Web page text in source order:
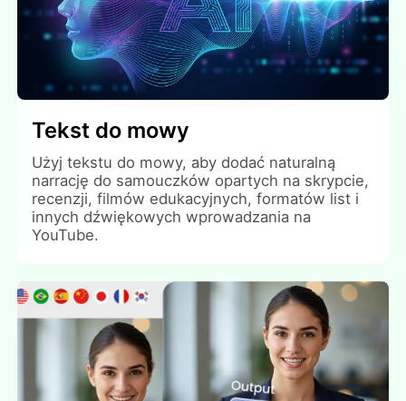
Tekst do mowy
Użyj tekstu do mowy, aby dodać naturalną
narrację do samouczków opartych na skrypcie,
recenzji, filmów edukacyjnych, formatów list i
innych dźwiękowych wprowadzania na
YouTube.